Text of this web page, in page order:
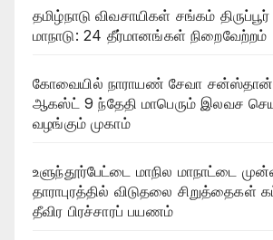
தமிழ்நாடு விவசாயிகள் சங்கம்
மாநாடு: 24 தீர்மானங்கள் நிறைவேற்றம்
கோவையில் நாராயண் சேவா சன்ஸ்தான்
ஆகஸ்ட் 9 ந்தேதி மாபெரும் இலவச
வழங்கும் முகாம்
உளுந்தூர்பேட்டை மாநில மாநாட்டை
தாராபுரத்தில் விடுதலை சிறுத்தைகள்
தீவிர பிரச்சாரப் பயணம்